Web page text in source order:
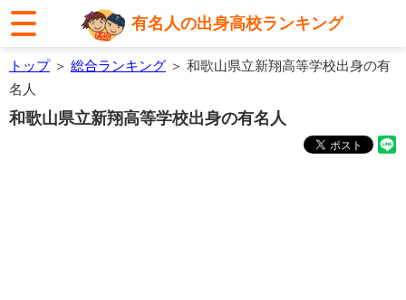
有名人の出身高校ランキング
トップ＞ 総合ランキング ＞ 和歌山県立新翔高等学校出身の有
名人
和歌山県立新翔高等学校出身の有名人